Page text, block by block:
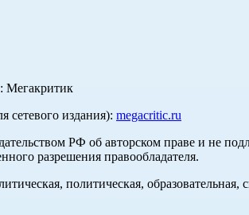
Мегакритик
сетевого издания): megacritic.ru
РФ об авторском праве и не
разрешения правообладателя.
политическая, образовательная,